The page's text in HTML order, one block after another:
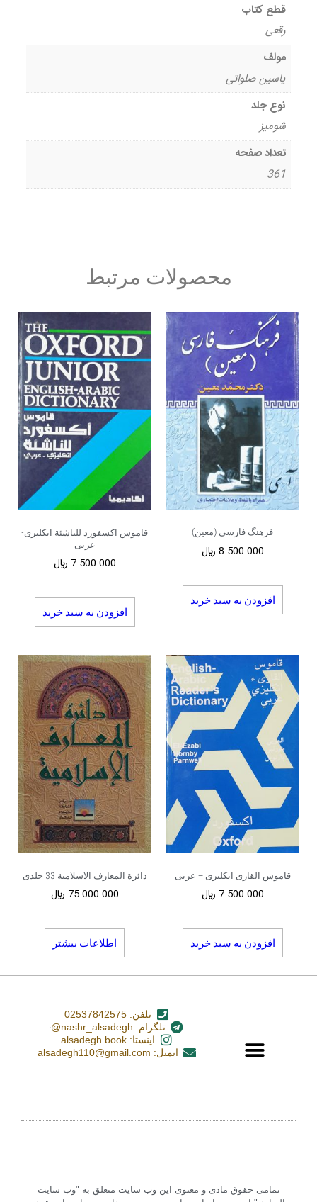
قطع کتاب
رقعی
مولف
یاسین صلواتی
نوع جلد
شومیز
تعداد صفحه
361
محصولات مرتبط
فرهنگ فارسی (معین)
8.500.000 ﷼
افزودن به سبد خرید
قاموس اکسفورد للناشئة انکلیزی-
عربی
7.500.000 ﷼
افزودن به سبد خرید
قاموس القاری انکلیزی – عربی
7.500.000 ﷼
افزودن به سبد خرید
دائرة المعارف الاسلامیة 33 جلدی
75.000.000 ﷼
اطلاعات بیشتر
تلفن: 02537842575
تلگرام: nashr_alsadegh@
اینستا: alsadegh.book
ایمیل: alsadegh110@gmail.com
تمامی حقوق مادی و معنوی این وب سایت متعلق به "وب سایت